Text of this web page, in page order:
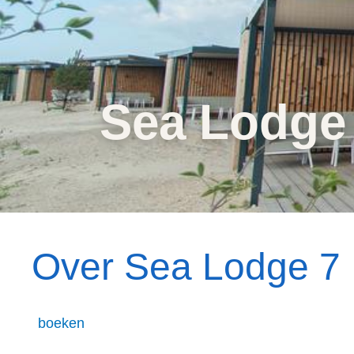
Sea
Over Sea Lodge 7
boeken